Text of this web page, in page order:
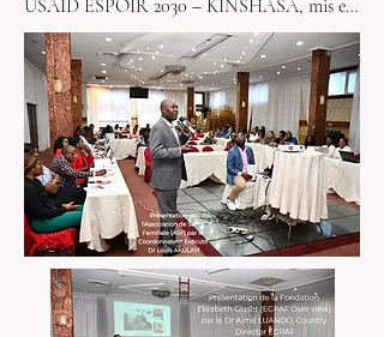
USAID ESPOIR 2030 – KINSHASA, mis en
œuvre pas L’association de Santé Familiale
ASF comme prime en partenariat avec
EGPAF, avec le financement de l’USAID.
Ce projet de lutte contre le VIH/SIDA inclut
des activités qui sont spécialement conçues
pour contribuer à réduire la morbidité et la
mortalité associées au VIH/SIDA, en
augmentant la priorité et l’accès des
populations clés à des service de lutte contre
le VIH/SIDA et à contribuer au succès du
contrôle à Kinshasa grâce à une coordination